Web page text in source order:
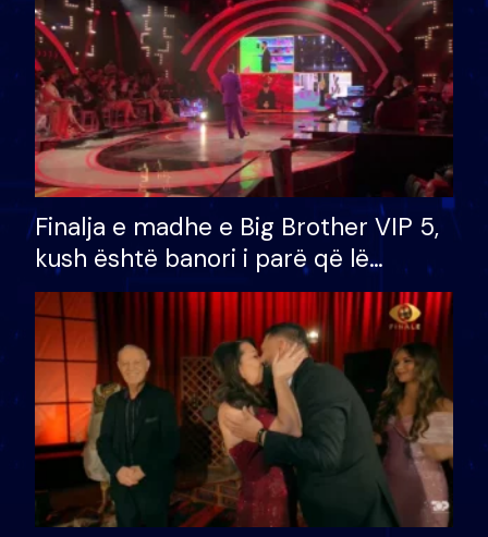
Finalja e madhe e Big Brother VIP 5,
kush është banori i parë që lë
shtëpinë dhe humb mundësinë për
të fituar çmimin e madh